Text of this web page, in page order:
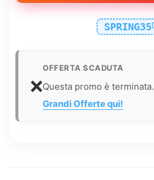
SPRING35
❌
OFFERTA SCADUTA
Questa promo è terminata.
Grandi Offerte qui!